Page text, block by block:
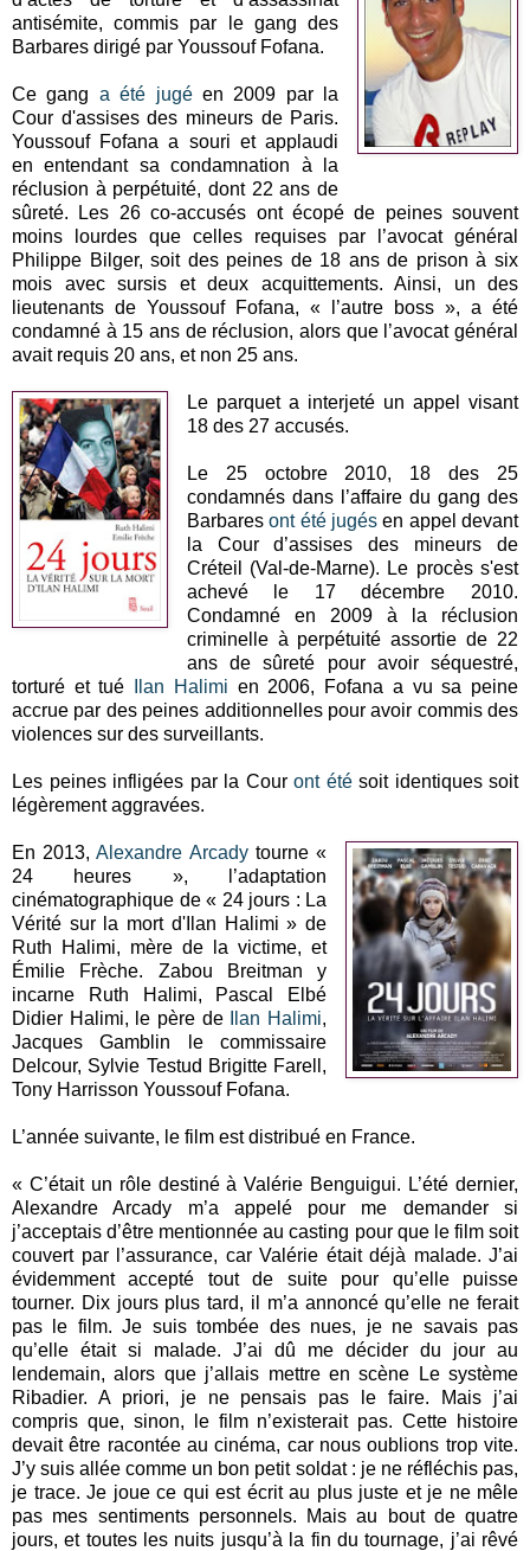
antisémite, commis par le gang des
Barbares dirigé par Youssouf Fofana.
Ce gang a été jugéen 2009 par la
Cour d'assises des mineurs de Paris.
Youssouf Fofana a souri et applaudi
en entendant sa condamnation à la
réclusion à perpétuité, dont 22 ans de
sûreté. Les 26 co-accusés ont écopé de peines souvent
moins lourdes que celles requises par l’avocat général
Philippe Bilger, soit des peines de 18 ans de prison à six
mois avec sursis et deux acquittements. Ainsi, un des
lieutenants de Youssouf Fofana, « l’autre boss », a été
condamné à 15 ans de réclusion, alors que l’avocat général
avait requis 20 ans, et non 25 ans.
Le parquet a interjeté un appel visant
18 des 27 accusés.
Le 25 octobre 2010, 18 des 25
condamnés dans l’affaire du gang des
Barbaresont été jugésen appel devant
la Cour d’assises des mineurs de
Créteil (Val-de-Marne). Le procès s'est
achevé le 17 décembre 2010.
Condamné en 2009 à la réclusion
criminelle à perpétuité assortie de 22
ans de sûreté pour avoir séquestré,
torturé et tué
Ilan Halimi en 2006, Fofana a vu sa peine
accrue par des peines additionnelles pour avoir commis des
violences sur des surveillants.
Les peines infligées par la Cour ont étésoit identiques soit
légèrement aggravées.
En 2013,Alexandre Arcadytourne «
24 heures », l’adaptation
cinématographique de « 24 jours : La
Vérité sur la mort d'Ilan Halimi » de
Ruth Halimi, mère de la victime, et
Émilie Frèche. Zabou Breitman y
incarne Ruth Halimi, Pascal Elbé
Didier Halimi, le père de
Ilan Halimi,
Jacques Gamblin le commissaire
Delcour, Sylvie Testud Brigitte Farell,
Tony Harrisson Youssouf Fofana.
L’année suivante, le film est distribué en France.
« C’était un rôle destiné à Valérie Benguigui. L’été dernier,
Alexandre Arcady m’a appelé pour me demander si
j’acceptais d’être mentionnée au casting pour que le film soit
couvert par l’assurance, car Valérie était déjà malade. J’ai
évidemment accepté tout de suite pour qu’elle puisse
tourner. Dix jours plus tard, il m’a annoncé qu’elle ne ferait
pas le film. Je suis tombée des nues, je ne savais pas
qu’elle était si malade. J’ai dû me décider du jour au
lendemain, alors que j’allais mettre en scène Le système
Ribadier. A priori, je ne pensais pas le faire. Mais j’ai
compris que, sinon, le film n’existerait pas. Cette histoire
devait être racontée au cinéma, car nous oublions trop vite.
J’y suis allée comme un bon petit soldat : je ne réfléchis pas,
je trace. Je joue ce qui est écrit au plus juste et je ne mêle
pas mes sentiments personnels. Mais au bout de quatre
jours, et toutes les nuits jusqu’à la fin du tournage, j’ai rêvé